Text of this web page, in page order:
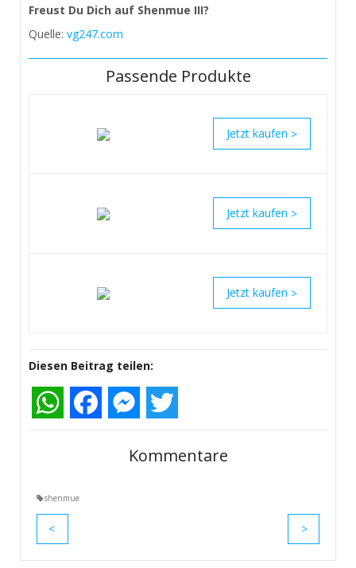
Freust Du Dich auf Shenmue III?
Quelle: vg247.com
Passende Produkte
>
>
>
Diesen Beitrag teilen:
WhatsAppFacebookMessenger
Kommentare
shenmue
< >